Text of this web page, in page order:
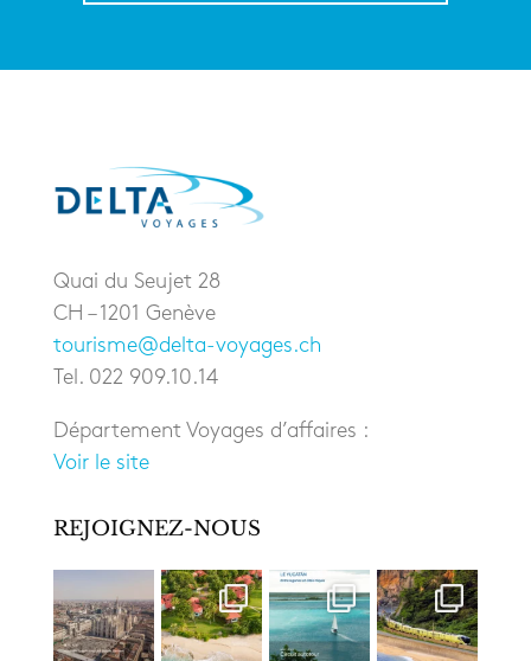
Quai du Seujet 28
CH – 1201 Genève
tourisme@delta-voyages.ch
Tel. 022 909.10.14
Département Voyages d’affaires :
Voir le site
REJOIGNEZ-NOUS